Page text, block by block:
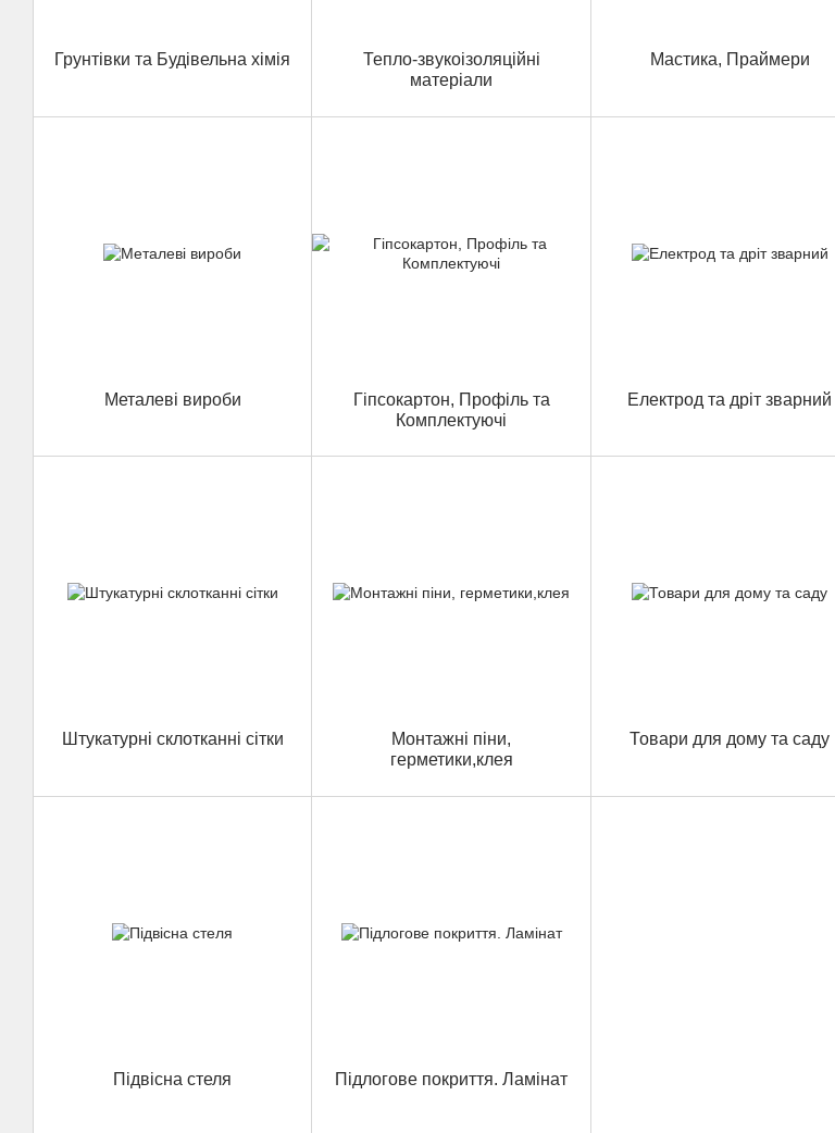
Грунтівки та Будівельна хімія
Тепло-звукоізоляційні
матеріали
Мастика, Праймери
Металеві вироби
Гіпсокартон, Профіль та
Комплектуючі
Електрод та дріт зварний
Штукатурні склотканні сітки
Монтажні піни,
герметики,клея
Товари для дому та саду
Підвісна стеля Підлогове покриття. Ламінат